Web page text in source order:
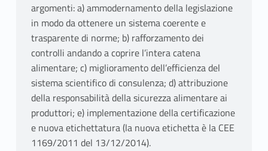
argomenti: a) ammodernamento della legislazione
in modo da ottenere un sistema coerente e
trasparente di norme; b) rafforzamento dei
controlli andando a coprire l’intera catena
alimentare; c) miglioramento dell’efficienza del
sistema scientifico di consulenza; d) attribuzione
della responsabilità della sicurezza alimentare ai
produttori; e) implementazione della certificazione
e nuova etichettatura (la nuova etichetta è la CEE
1169/2011 del 13/12/2014).